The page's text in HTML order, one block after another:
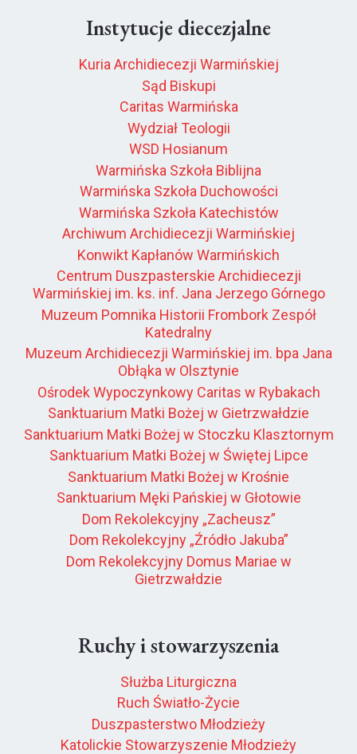
Instytucje diecezjalne
Kuria Archidiecezji Warmińskiej
Sąd Biskupi
Caritas Warmińska
Wydział Teologii
WSD Hosianum
Warmińska Szkoła Biblijna
Warmińska Szkoła Duchowości
Warmińska Szkoła Katechistów
Archiwum Archidiecezji Warmińskiej
Konwikt Kapłanów Warmińskich
Centrum Duszpasterskie Archidiecezji
Warmińskiej im. ks. inf. Jana Jerzego Górnego
Muzeum Pomnika Historii Frombork Zespół
Katedralny
Muzeum Archidiecezji Warmińskiej im. bpa Jana
Obłąka w Olsztynie
Ośrodek Wypoczynkowy Caritas w Rybakach
Sanktuarium Matki Bożej w Gietrzwałdzie
Sanktuarium Matki Bożej w Stoczku Klasztornym
Sanktuarium Matki Bożej w Świętej Lipce
Sanktuarium Matki Bożej w Krośnie
Sanktuarium Męki Pańskiej w Głotowie
Dom Rekolekcyjny „Zacheusz”
Dom Rekolekcyjny „Źródło Jakuba”
Dom Rekolekcyjny Domus Mariae w
Gietrzwałdzie
Ruchy i stowarzyszenia
Służba Liturgiczna
Ruch Światło-Życie
Duszpasterstwo Młodzieży
Katolickie Stowarzyszenie Młodzieży